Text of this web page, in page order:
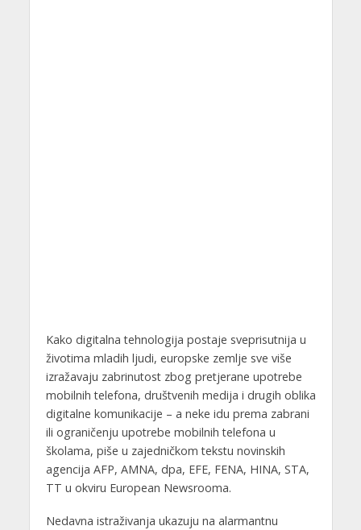
Kako digitalna tehnologija postaje sveprisutnija u
životima mladih ljudi, europske zemlje sve više
izražavaju zabrinutost zbog pretjerane upotrebe
mobilnih telefona, društvenih medija i drugih oblika
digitalne komunikacije – a neke idu prema zabrani
ili ograničenju upotrebe mobilnih telefona u
školama, piše u zajedničkom tekstu novinskih
agencija AFP, AMNA, dpa, EFE, FENA, HINA, STA,
TT u okviru European Newsrooma.
Nedavna istraživanja ukazuju na alarmantnu